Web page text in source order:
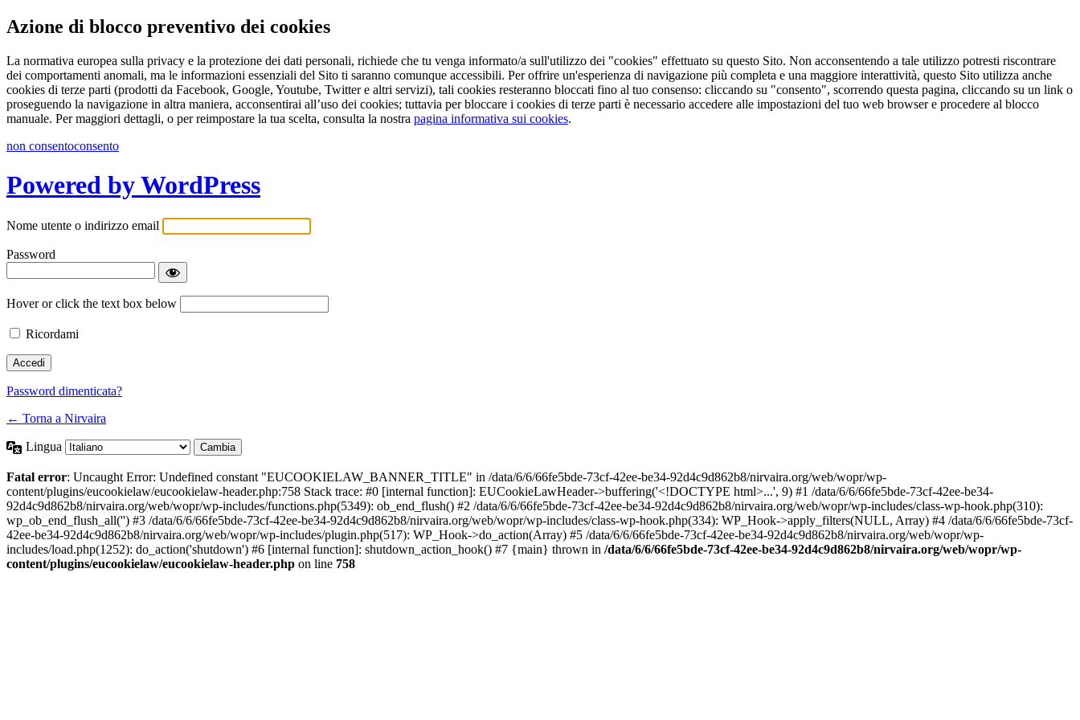
Azione di blocco preventivo dei cookies
La normativa europea sulla privacy e la protezione dei dati personali, richiede che tu venga informato/a sull'utilizzo dei "cookies" effettuato su questo Sito. Non acconsentendo a tale utilizzo potresti riscontrare
dei comportamenti anomali, ma le informazioni essenziali del Sito ti saranno comunque accessibili. Per offrire un'esperienza di navigazione più completa e una maggiore interattività, questo Sito utilizza anche
cookies di terze parti (prodotti da Facebook, Google, Youtube, Twitter e altri servizi), tali cookies resteranno bloccati fino al tuo consenso: cliccando su "consento", scorrendo questa pagina, cliccando su un link o
proseguendo la navigazione in altra maniera, acconsentirai all’uso dei cookies; tuttavia per bloccare i cookies di terze parti è necessario accedere alle impostazioni del tuo web browser e procedere al blocco
manuale. Per maggiori dettagli, o per reimpostare la tua scelta, consulta la nostra pagina informativa sui cookies.
non consentoconsento
Powered by WordPress
Nome utente o indirizzo email
Password
Hover or click the text box below
Ricordami
Password dimenticata?
← Torna a Nirvaira
Lingua
Fatal error: Uncaught Error: Undefined constant "EUCOOKIELAW_BANNER_TITLE" in /data/6/6/66fe5bde-73cf-42ee-be34-92d4c9d862b8/nirvaira.org/web/wopr/wp-
content/plugins/eucookielaw/eucookielaw-header.php:758 Stack trace: #0 [internal function]: EUCookieLawHeader->buffering('<!DOCTYPE html>...', 9) #1 /data/6/6/66fe5bde-73cf-42ee-be34-
92d4c9d862b8/nirvaira.org/web/wopr/wp-includes/functions.php(5349): ob_end_flush() #2 /data/6/6/66fe5bde-73cf-42ee-be34-92d4c9d862b8/nirvaira.org/web/wopr/wp-includes/class-wp-hook.php(310):
wp_ob_end_flush_all('') #3 /data/6/6/66fe5bde-73cf-42ee-be34-92d4c9d862b8/nirvaira.org/web/wopr/wp-includes/class-wp-hook.php(334): WP_Hook->apply_filters(NULL, Array) #4 /data/6/6/66fe5bde-73cf-
42ee-be34-92d4c9d862b8/nirvaira.org/web/wopr/wp-includes/plugin.php(517): WP_Hook->do_action(Array) #5 /data/6/6/66fe5bde-73cf-42ee-be34-92d4c9d862b8/nirvaira.org/web/wopr/wp-
includes/load.php(1252): do_action('shutdown') #6 [internal function]: shutdown_action_hook() #7 {main} thrown in /data/6/6/66fe5bde-73cf-42ee-be34-92d4c9d862b8/nirvaira.org/web/wopr/wp-
content/plugins/eucookielaw/eucookielaw-header.php on line 758